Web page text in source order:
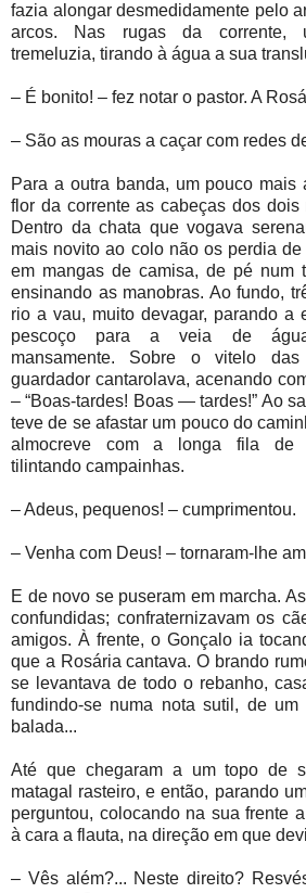
fazia alongar desmedidamente pelo
arcos. Nas rugas da corrente,
tremeluzia, tirando à água a sua
– É bonito! – fez notar o pastor. A
– São as mouras a caçar com redes
Para a outra banda, um pouco mais
flor da corrente as cabeças dos dois
Dentro da chata que vogava
mais novito ao colo não os perdia
em mangas de camisa, de pé num
ensinando as manobras. Ao fundo,
rio a vau, muito devagar, parando a
pescoço para a veia de
mansamente. Sobre o vitelo
guardador cantarolava, acenando
– “Boas-tardes! Boas — tardes!” Ao
teve de se afastar um pouco do
almocreve com a longa fila de
tilintando campainhas.
– Adeus, pequenos! – cumprimentou.
– Venha com Deus! – tornaram-lhe
E de novo se puseram em marcha.
confundidas; confraternizavam os
amigos. À frente, o Gonçalo ia
que a Rosária cantava. O brando
se levantava de todo o rebanho,
fundindo-se numa nota sutil, de um
balada...
Até que chegaram a um topo de
matagal rasteiro, e então, parando
perguntou, colocando na sua frente
à cara a flauta, na direção em que
– Vês além?... Neste direito?